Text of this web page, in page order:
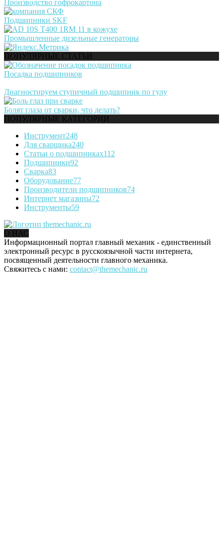
Производство гофрокартона
Подшипники SKF
Промышленные дизельные генераторы
ПОПУЛЯРНЫЕ СТАТЬИ
Посадка подшипников
Диагностируем ступичный подшипник по гулу
Болят глаза от сварки, что делать?
ПОПУЛЯРНЫЕ КАТЕГОРИИ
Инструмент248
Для сварщика240
Статьи о подшипниках112
Подшипники92
Сварка83
Оборудование77
Производители подшипников74
Интернет магазины72
Инструменты59
О НАС
Информационный портал главный механик - единственный
электронный ресурс в русскоязычной части интернета,
посвященный деятельности главного механика.
Свяжитесь с нами: contact@themechanic.ru